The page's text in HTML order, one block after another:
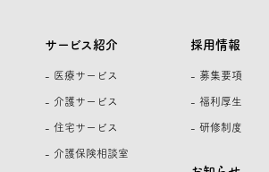
サービス紹介
- 医療サービス
- 介護サービス
- 住宅サービス
- 介護保険相談室
採用情報
- 募集要項
- 福利厚生
- 研修制度